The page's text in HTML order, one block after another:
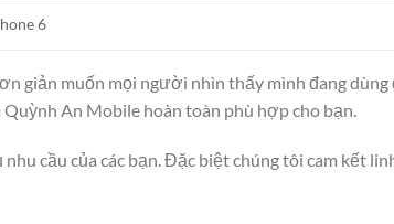
6
giản muốn mọi người nhìn thấy mình đang
An Mobile hoàn toàn phù hợp cho bạn.
cầu của các bạn. Đặc biệt chúng tôi cam kết